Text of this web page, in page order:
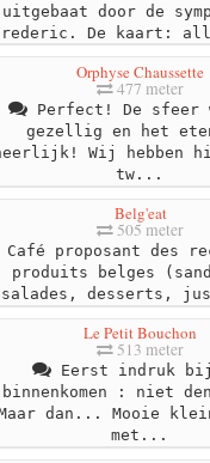
uitgebaat door de
De kaart:
Orphyse Chaussette
477 meter
Perfect! De sfeer
gezellig en het
Wij hebben
tw...
Belg'eat
505 meter
proposant des
produits belges
salades, desserts,
Le Petit Bouchon
513 meter
Eerst indruk
binnenkomen : niet
dan... Mooie
met...